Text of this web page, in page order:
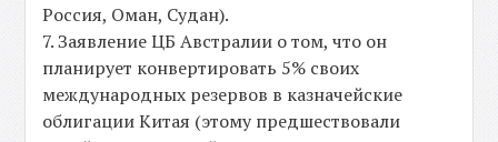
Россия, Оман, Судан).
7. Заявление ЦБ Австралии о том, что он
планирует конвертировать 5% своих
международных резервов в казначейские
облигации Китая (этому предшествовали